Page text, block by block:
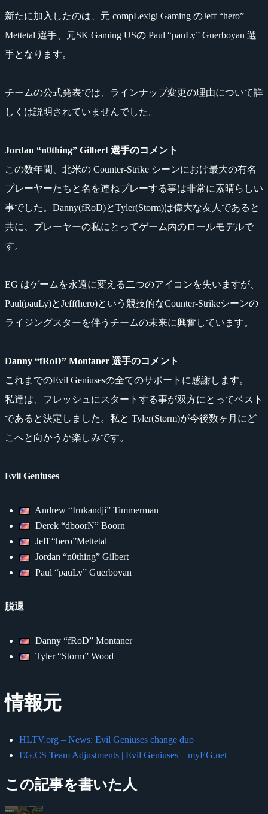
新たに加入したのは、元 compLexigi Gaming のJeff “hero”
Mettetal 選手、元SK Gaming USの Paul “pauLy” Guerboyan 選
手となります。
チームの公式発表では、ラインナップ変更の理由について詳
しくは説明されていませんでした。
Jordan “n0thing” Gilbert 選手のコメント
この数年間、北米の Counter-Strike シーンにおけ最大の有名
プレーヤーたちと名を連ねプレーする事は非常に素晴らしい
事でした。Danny(fRoD)とTyler(Storm)は偉大な友人であると
共に、プレーヤーの私にとってゲーム内のロールモデルで
す。
EG はゲームを永遠に変える二つのアイコンを失いますが、
Paul(pauLy)とJeff(hero)という競技的なCounter-Strikeシーンの
ライジングスターを伴うチームの未来に興奮しています。
Danny “fRoD” Montaner 選手のコメント
これまでのEvil Geniusesの全てのサポートに感謝します。
私達は、フレッシュにスタートする事が双方にとってベスト
であると決定しました。私と Tyler(Storm)が今後数ヶ月にど
こへと向かうか楽しみです。
Evil Geniuses
Andrew “Irukandji” Timmerman
Derek “dboorN” Boorn
Jeff “hero”Mettetal
Jordan “n0thing” Gilbert
Paul “pauLy” Guerboyan
脱退
Danny “fRoD” Montaner
Tyler “Storm” Wood
情報元
HLTV.org – News: Evil Geniuses change duo
EG.CS Team Adjustments | Evil Geniuses – myEG.net
この記事を書いた人